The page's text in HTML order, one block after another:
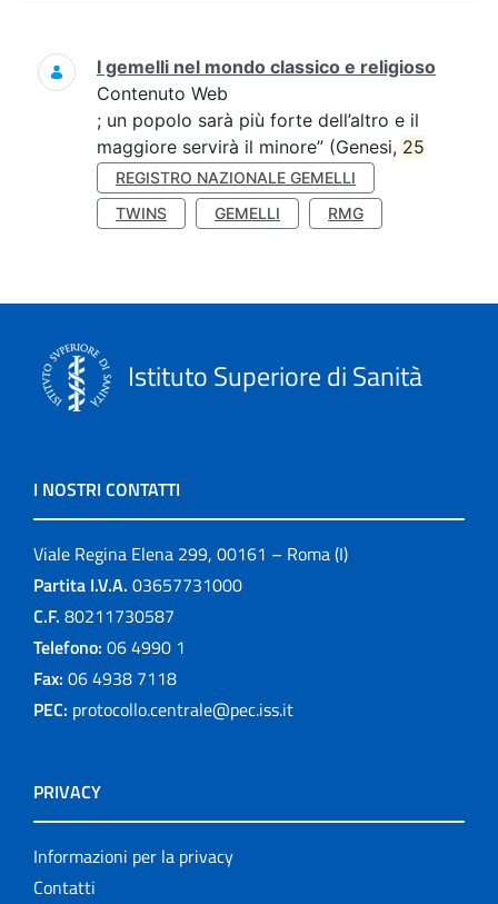
Ricerca
I gemelli nel mondo classico e religioso
Contenuto Web
; un popolo sarà più forte dell’altro e il
maggiore servirà il minore” (Genesi, 25
REGISTRO NAZIONALE GEMELLI
TWINS
GEMELLI RMG
Istituto Superiore di Sanità
I NOSTRI CONTATTI
Viale Regina Elena 299, 00161 – Roma (I)
Partita I.V.A. 03657731000
C.F. 80211730587
Telefono: 06 4990 1
Fax: 06 4938 7118
PEC: protocollo.centrale@pec.iss.it
PRIVACY
Informazioni per la privacy
Contatti